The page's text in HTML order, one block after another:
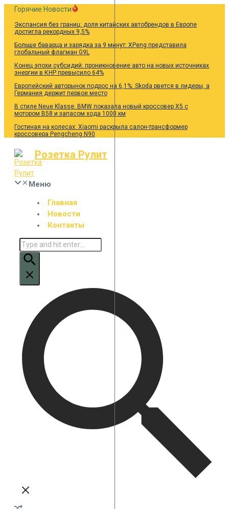
Перейти
содержанию
Горячие Новости
Экспансия без границ: доля китайских автобрендов в Европе
достигла рекордных 9,5%
Больше баварца и зарядка за 9 минут: XPeng представила
глобальный флагман G9L
Конец эпохи субсидий: проникновение авто на новых источниках
энергии в КНР превысило 64%
Европейский авторынок подрос на 6,1%: Skoda рвется в лидеры, а
Германия держит первое место
В стиле Neue Klasse: BMW показала новый кроссовер X5 с
мотором B58 и запасом хода 1000 км
Гостиная на колесах: Xiaomi раскрыла салон-трансформер
кроссовера Pengcheng N90
Розетка Рулит
Меню
Главная
Новости
Контакты
Искать: